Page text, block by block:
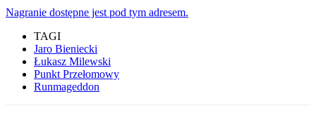
Nagranie dostępne jest pod tym adresem.
TAGI
Jaro Bieniecki
Łukasz Milewski
Punkt Przełomowy
Runmageddon